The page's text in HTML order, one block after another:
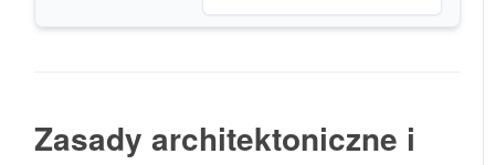
Zasady architektoniczne i